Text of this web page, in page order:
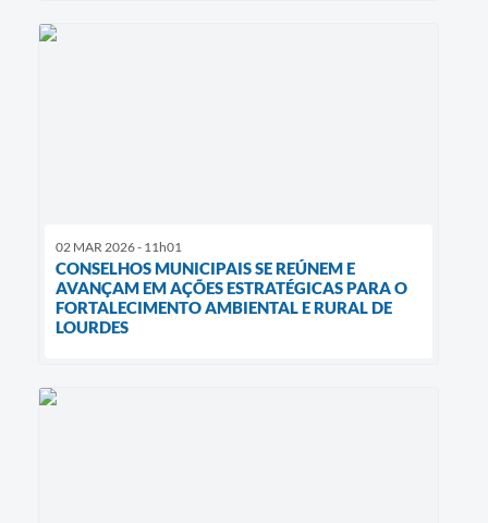
02 MAR 2026 - 11h01
CONSELHOS MUNICIPAIS SE REÚNEM E
AVANÇAM EM AÇÕES ESTRATÉGICAS PARA O
FORTALECIMENTO AMBIENTAL E RURAL DE
LOURDES